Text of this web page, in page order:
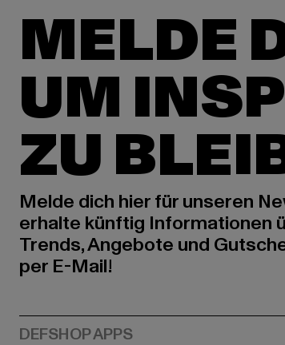
MELDE
UM
ZU
Melde dich hier für unseren
erhalte künftig Informationen
Trends, Angebote und
per E-Mail!